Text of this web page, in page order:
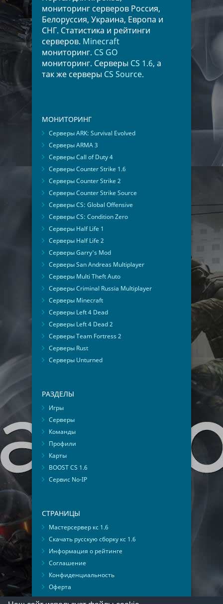
мониторинг серверов Россия,
Белоруссия, Украина, Европа и
СНГ. Статистика и рейтинги
серверов. Minecraft
мониторинг. CS GO
мониторинг. Серверы CS 1.6, а
так же серверы CS Source.
МОНИТОРИНГ
Серверы ARK: Survival Evolved
Серверы ARMA 3
Серверы Call of Duty 4
Серверы Counter Strike 1.6
Серверы Counter Strike 2
Серверы Counter Strike Source
Серверы CS: Global Offensive
Серверы CS: Condition Zero
Серверы Half Life 1
Серверы Half Life 2
Серверы Garry's Mod
Серверы San Andreas Multiplayer
Серверы Multi Theft Auto
Серверы Criminal Russia Multiplayer
Серверы Minecraft
Серверы Left 4 Dead
Серверы Left 4 Dead 2
Серверы Team Fortress 2
Серверы Rust
Серверы Unturned
РАЗДЕЛЫ
Игры
Серверы
Команды
Профили
Карты
BOOST CS 1.6
Сервис No-IP
СТРАНИЦЫ
Мастерсервер кс 1.6
Скачать русскую сборку кс 1.6
Информация о рейтинге
Соглашение
Конфиденциальность
Оферта
Мониторинг ВКонтакте